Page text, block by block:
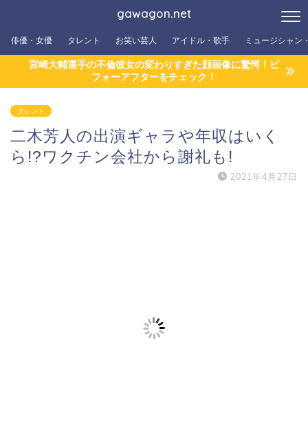
gawagon.net
俳優・女優 タレント お笑い芸人 アイドル・歌手 ミュージシャン
宮崎大輔選手の不倫彼女の変わりすぎた顔画像に驚愕！ビ
フォーアフターをチェック！
タレント
二木芳人の出演ギャラや年収はいく
ら!?ワクチン会社から謝礼も!
2021年4月27日